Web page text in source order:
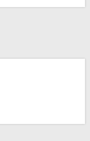
ク！
う！